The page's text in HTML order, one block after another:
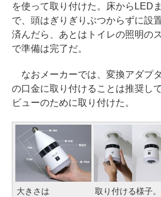
を使って取り付けた。床からLED
で、頭はぎりぎりぶつからずに設
済んだら、あとはトイレの照明の
で準備は完了だ。
なおメーカーでは、変換アダプ
の口金に取り付けることは推奨し
ビューのために取り付けた。
大きさは
取り付ける様子。